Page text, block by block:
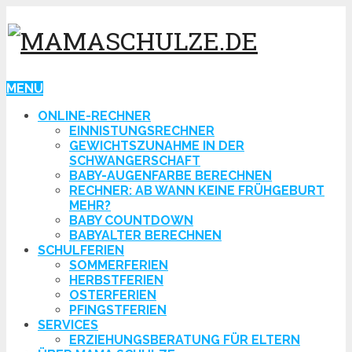
MENU
ONLINE-RECHNER
EINNISTUNGSRECHNER
GEWICHTSZUNAHME IN DER
SCHWANGERSCHAFT
BABY-AUGENFARBE BERECHNEN
RECHNER: AB WANN KEINE FRÜHGEBURT
MEHR?
BABY COUNTDOWN
BABYALTER BERECHNEN
SCHULFERIEN
SOMMERFERIEN
HERBSTFERIEN
OSTERFERIEN
PFINGSTFERIEN
SERVICES
ERZIEHUNGSBERATUNG FÜR ELTERN